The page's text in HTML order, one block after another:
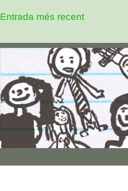
Entrada més recent